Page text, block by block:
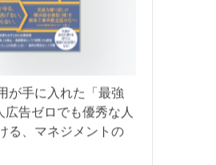
が手に入れた「最強
告ゼロでも優秀な人
る、マネジメントの